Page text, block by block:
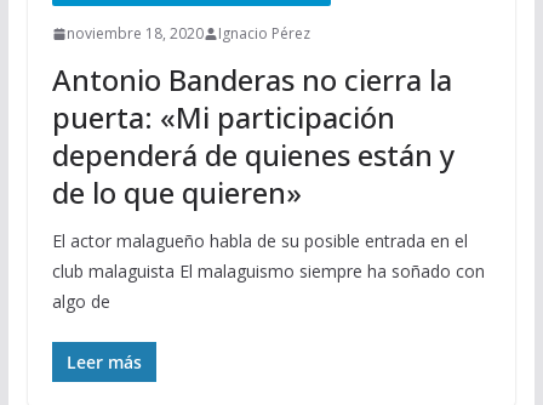
noviembre 18, 2020 Ignacio Pérez
Antonio Banderas no cierra la
puerta: «Mi participación
dependerá de quienes están y
de lo que quieren»
El actor malagueño habla de su posible entrada en el
club malaguista El malaguismo siempre ha soñado con
algo de
Leer más